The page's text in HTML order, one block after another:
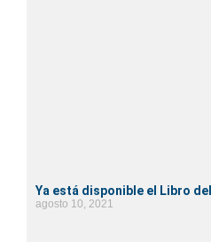
Ya está disponible el Libro del
agosto 10, 2021